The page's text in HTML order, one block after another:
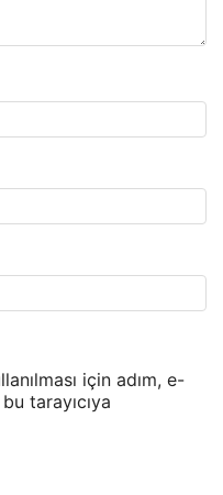
için adım, e-
tarayıcıya